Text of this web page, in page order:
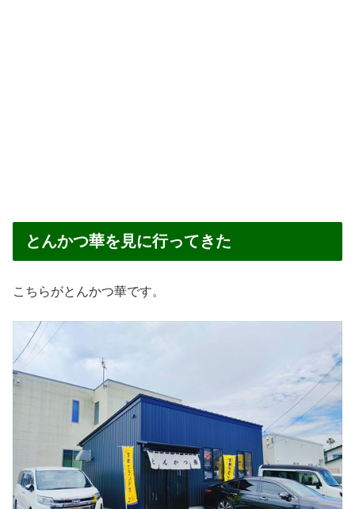
とんかつ華を見に行ってきた
こちらがとんかつ華です。